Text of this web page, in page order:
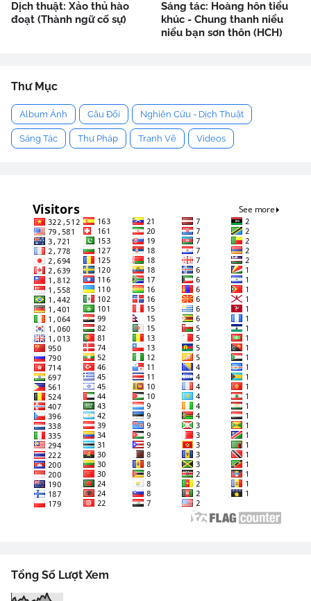
Dịch thuật: Xảo thủ hào
đoạt (Thành ngữ cố sự)
Sáng tác: Hoàng hôn tiểu
khúc - Chung thanh niểu
niểu bạn sơn thôn (HCH)
Thư Mục
Album Ảnh Câu Đối Nghiên Cứu - Dịch Thuật
Sáng Tác Thư Pháp Tranh Vẽ Videos
Tổng Số Lượt Xem